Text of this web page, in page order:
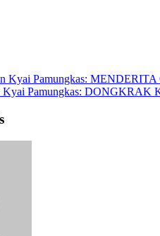
Kyai Pamungkas:
Kyai Pamungkas: